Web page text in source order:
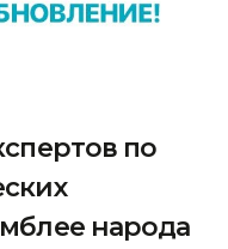
по
народа